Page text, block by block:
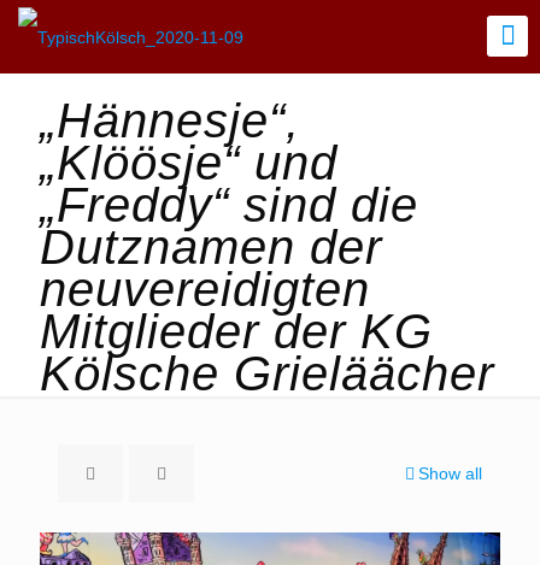
„Hännesje“,
„Klöösje“ und
„Freddy“ sind die
Dutznamen der
neuvereidigten
Mitglieder der KG
Kölsche Grieläächer
Show all